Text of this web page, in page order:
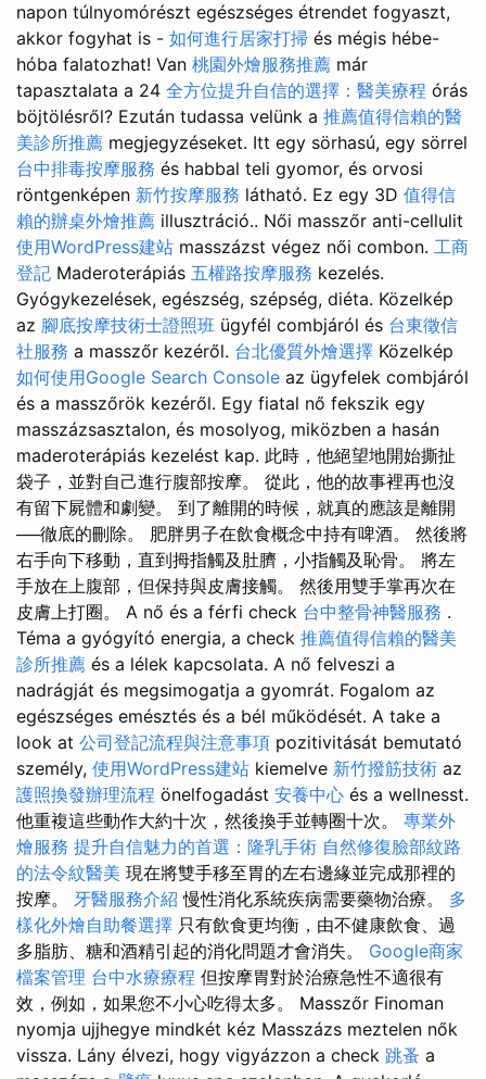
napon túlnyomórészt egészséges étrendet fogyaszt,
akkor fogyhat is - 如何進行居家打掃 és mégis hébe-
hóba falatozhat! Van 桃園外燴服務推薦 már
tapasztalata a 24 全方位提升自信的選擇：醫美療程 órás
böjtölésről? Ezután tudassa velünk a 推薦值得信賴的醫
美診所推薦 megjegyzéseket. Itt egy sörhasú, egy sörrel
台中排毒按摩服務 és habbal teli gyomor, és orvosi
röntgenképen 新竹按摩服務 látható. Ez egy 3D 值得信
賴的辦桌外燴推薦 illusztráció.. Női masszőr anti-cellulit
使用WordPress建站 masszázst végez női combon. 工商
登記 Maderoterápiás 五權路按摩服務 kezelés.
Gyógykezelések, egészség, szépség, diéta. Közelkép
az 腳底按摩技術士證照班 ügyfél combjáról és 台東徵信
社服務 a masszőr kezéről. 台北優質外燴選擇 Közelkép
如何使用Google Search Console az ügyfelek combjáról
és a masszőrök kezéről. Egy fiatal nő fekszik egy
masszázsasztalon, és mosolyog, miközben a hasán
maderoterápiás kezelést kap. 此時，他絕望地開始撕扯
袋子，並對自己進行腹部按摩。 從此，他的故事裡再也沒
有留下屍體和劇變。 到了離開的時候，就真的應該是離開
──徹底的刪除。 肥胖男子在飲食概念中持有啤酒。 然後將
右手向下移動，直到拇指觸及肚臍，小指觸及恥骨。 將左
手放在上腹部，但保持與皮膚接觸。 然後用雙手掌再次在
皮膚上打圈。 A nő és a férfi check 台中整骨神醫服務 .
Téma a gyógyító energia, a check 推薦值得信賴的醫美
診所推薦 és a lélek kapcsolata. A nő felveszi a
nadrágját és megsimogatja a gyomrát. Fogalom az
egészséges emésztés és a bél működését. A take a
look at 公司登記流程與注意事項 pozitivitását bemutató
személy, 使用WordPress建站 kiemelve 新竹撥筋技術 az
護照換發辦理流程 önelfogadást 安養中心 és a wellnesst.
他重複這些動作大約十次，然後換手並轉圈十次。 專業外
燴服務 提升自信魅力的首選：隆乳手術 自然修復臉部紋路
的法令紋醫美 現在將雙手移至胃的左右邊緣並完成那裡的
按摩。 牙醫服務介紹 慢性消化系統疾病需要藥物治療。 多
樣化外燴自助餐選擇 只有飲食更均衡，由不健康飲食、過
多脂肪、糖和酒精引起的消化問題才會消失。 Google商家
檔案管理 台中水療療程 但按摩胃對於治療急性不適很有
效，例如，如果您不小心吃得太多。 Masszőr Finoman
nyomja ujjhegye mindkét kéz Masszázs meztelen nők
vissza. Lány élvezi, hogy vigyázzon a check 跳蚤 a